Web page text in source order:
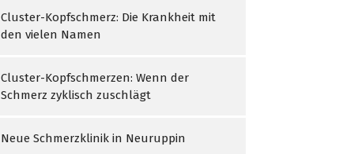
Cluster-Kopfschmerz: Die Krankheit mit
den vielen Namen
Cluster-Kopfschmerzen: Wenn der
Schmerz zyklisch zuschlägt
Neue Schmerzklinik in Neuruppin